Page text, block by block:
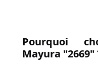
Pourquoi
Mayura "2669"